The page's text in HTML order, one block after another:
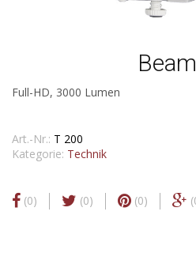
Full-HD, 3000 Lumen
Art.-Nr.: T 200
Kategorie: Technik
(0) (0) (0)